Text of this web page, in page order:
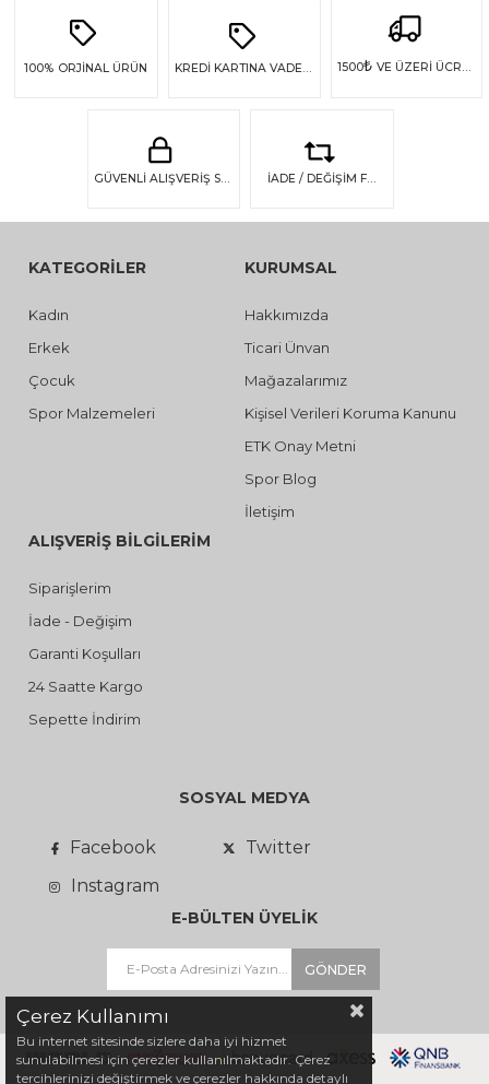
100% ORJİNAL ÜRÜN 1500₺ VE ÜZERİ ÜCRETSİZ KARGO
GÜVENLİ ALIŞVERİŞ SSL GÜVENLİĞİ İADE / DEĞİŞİM FIRSATI
KATEGORİLER
Kadın
Erkek
Çocuk
Spor Malzemeleri
KURUMSAL
Hakkımızda
Ticari Ünvan
Mağazalarımız
Kişisel Verileri Koruma Kanunu
ETK Onay Metni
Spor Blog
İletişim
ALIŞVERİŞ BİLGİLERİM
Siparişlerim
İade - Değişim
Garanti Koşulları
24 Saatte Kargo
Sepette İndirim
SOSYAL MEDYA
Facebook
Twitter
Instagram
E-BÜLTEN ÜYELİK
GÖNDER
Çerez Kullanımı
Bu internet sitesinde sizlere daha iyi hizmet
sunulabilmesi için çerezler kullanılmaktadır. Çerez
tercihlerinizi değiştirmek ve çerezler hakkında detaylı